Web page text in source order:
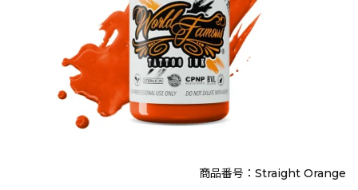
商品番号：Straight Orange